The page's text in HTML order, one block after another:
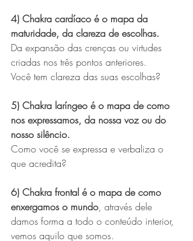
4) Chakra cardíaco é o mapa da
maturidade, da clareza de escolhas.
Da expansão das crenças ou virtudes
criadas nos três pontos anteriores.
Você tem clareza das suas escolhas?
5) Chakra laríngeo é o mapa de como
nos expressamos, da nossa voz ou do
nosso silêncio.
Como você se expressa e verbaliza o
que acredita?
6) Chakra frontal é o mapa de como
enxergamos o mundo, através dele
damos forma a todo o conteúdo interior,
vemos aquilo que somos.